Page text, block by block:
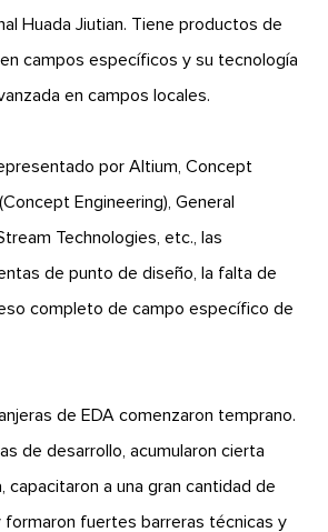
Huada Jiutian. Tiene productos de
campos específicos y su tecnología
en campos locales.
por Altium, Concept
Engineering), General
Technologies, etc., las
de punto de diseño, la falta de
completo de campo específico de
de EDA comenzaron temprano.
de desarrollo, acumularon cierta
capacitaron a una gran cantidad de
fuertes barreras técnicas y